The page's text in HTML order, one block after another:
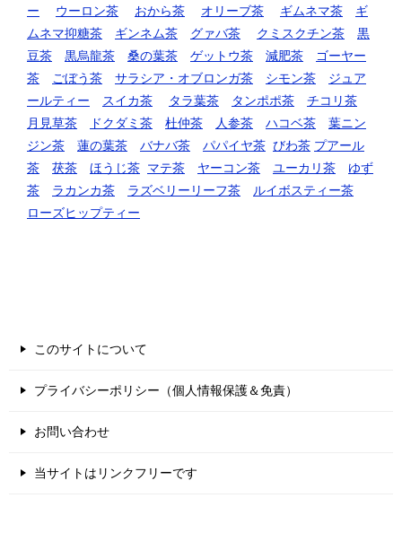
ー
ウーロン茶 おから茶 オリーブ茶 ギムネマ茶
ギ
ムネマ抑糖茶
ギンネム茶 グァバ茶 クミスクチン茶
黒
豆茶
黒烏龍茶 桑の葉茶 ゲットウ茶 減肥茶
ゴーヤー
茶
ごぼう茶 サラシア・オブロンガ茶 シモン茶
ジュア
ールティー
スイカ茶 タラ葉茶 タンポポ茶
チコリ茶
月見草茶
ドクダミ茶 杜仲茶 人参茶 ハコベ茶
葉ニン
ジン茶
蓮の葉茶 バナバ茶 パパイヤ茶 びわ茶 プアール
茶
茯茶 ほうじ茶 マテ茶 ヤーコン茶 ユーカリ茶
ゆず
茶
ラカンカ茶 ラズベリーリーフ茶
ルイボスティー茶
ローズヒップティー
このサイトについて
プライバシーポリシー（個人情報保護＆免責）
お問い合わせ
当サイトはリンクフリーです